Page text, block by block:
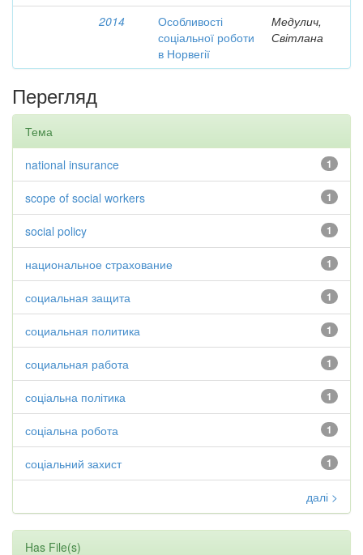
2014
Особливості
соціальної роботи
в Норвегії
Медулич,
Світлана
Перегляд
Тема
1
national insurance
1
scope of social workers
1
social policy
1
национальное страхование
1
социальная защита
1
социальная политика
1
социальная работа
1
соціальна політика
1
соціальна робота
1
соціальний захист
далі >
Has File(s)